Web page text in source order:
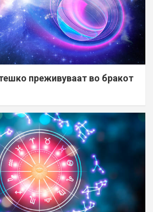
преживуваат во бракот